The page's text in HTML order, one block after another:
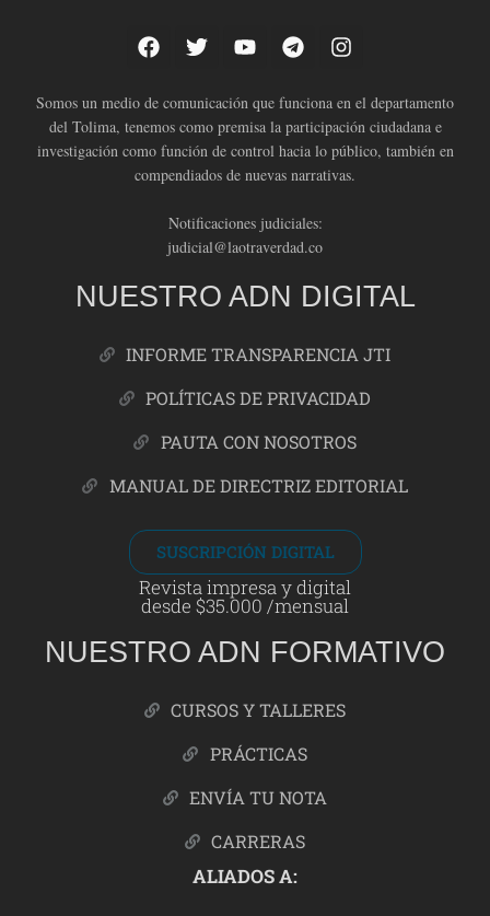
Somos un medio de comunicación que funciona en el departamento
del Tolima, tenemos como premisa la participación ciudadana e
investigación como función de control hacia lo público, también en
compendiados de nuevas narrativas.
Notificaciones judiciales:
judicial@laotraverdad.co
NUESTRO ADN DIGITAL
INFORME TRANSPARENCIA JTI
POLÍTICAS DE PRIVACIDAD
PAUTA CON NOSOTROS
MANUAL DE DIRECTRIZ EDITORIAL
SUSCRIPCIÓN DIGITAL
Revista impresa y digital
desde $35.000 /mensual
NUESTRO ADN FORMATIVO
CURSOS Y TALLERES
PRÁCTICAS
ENVÍA TU NOTA
CARRERAS
ALIADOS A: